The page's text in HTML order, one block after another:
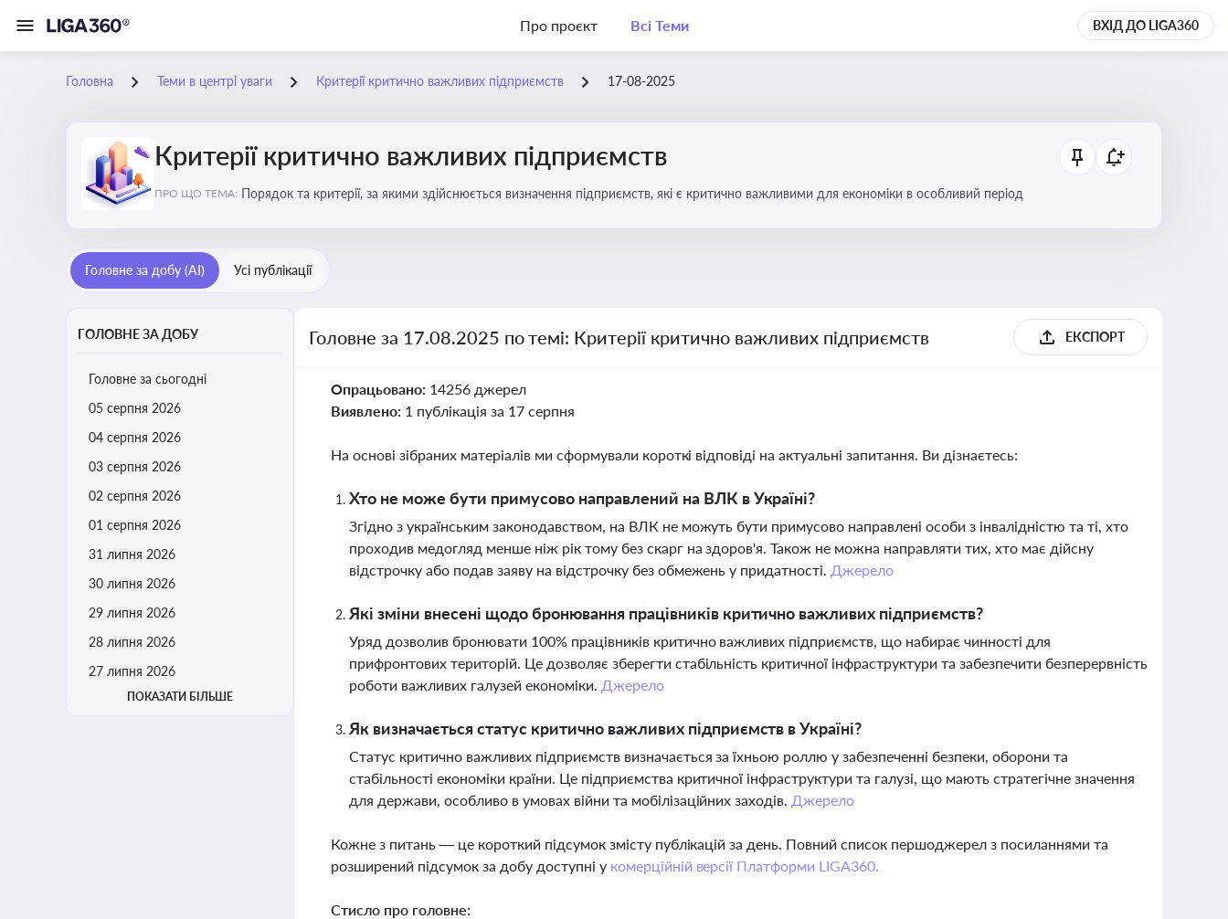
Про проєкт Всі Теми ВХІД ДО LIGA360
Головна Теми в центрі уваги Критерії критично важливих підприємств 17-08-2025
Критерії критично важливих підприємств
ПРО ЩО ТЕМА: Порядок та критерії, за якими здійснюється визначення підприємств, які є критично важливими для економіки в особливий період
Головне за добу (AI) Усі публікації
ГОЛОВНЕ ЗА ДОБУ
Головне за сьогодні
05 серпня 2026
04 серпня 2026
03 серпня 2026
02 серпня 2026
01 серпня 2026
31 липня 2026
30 липня 2026
29 липня 2026
28 липня 2026
27 липня 2026
ПОКАЗАТИ БІЛЬШЕ
Головне за 17.08.2025 по темі: Критерії критично важливих підприємств ЕКСПОРТ
Опрацьовано: 14256 джерел
Виявлено: 1 публікація за 17 серпня
На основі зібраних матеріалів ми сформували короткі відповіді на актуальні запитання. Ви дізнаєтесь:
Хто не може бути примусово направлений на ВЛК в Україні?
Згідно з українським законодавством, на ВЛК не можуть бути примусово направлені особи з інвалідністю та ті, хто
проходив медогляд менше ніж рік тому без скарг на здоров'я. Також не можна направляти тих, хто має дійсну
відстрочку або подав заяву на відстрочку без обмежень у придатності. Джерело
Які зміни внесені щодо бронювання працівників критично важливих підприємств?
Уряд дозволив бронювати 100% працівників критично важливих підприємств, що набирає чинності для
прифронтових територій. Це дозволяє зберегти стабільність критичної інфраструктури та забезпечити безперервність
роботи важливих галузей економіки. Джерело
Як визначається статус критично важливих підприємств в Україні?
Статус критично важливих підприємств визначається за їхньою роллю у забезпеченні безпеки, оборони та
стабільності економіки країни. Це підприємства критичної інфраструктури та галузі, що мають стратегічне значення
для держави, особливо в умовах війни та мобілізаційних заходів. Джерело
Кожне з питань — це короткий підсумок змісту публікацій за день. Повний список першоджерел з посиланнями та
розширений підсумок за добу доступні у комерційній версії Платформи LIGA360.
Стисло про головне: